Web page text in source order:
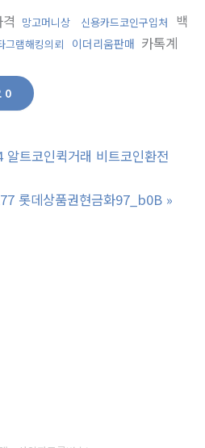
망고머니상 신용카드코인구입처
백
그램해킹의뢰 이더리움판매 카톡계
0
트코인퀵거래 비트코인환전
롯데상품권현금화97_b0B »